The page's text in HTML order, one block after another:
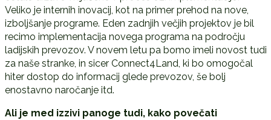
Veliko je internih inovacij, kot na primer prehod na nove,
izboljšanje programe. Eden zadnjih večjih projektov je bil
recimo implementacija novega programa na področju
ladijskih prevozov. V novem letu pa bomo imeli novost tudi
za naše stranke, in sicer Connect4Land, ki bo omogočal
hiter dostop do informacij glede prevozov, še bolj
enostavno naročanje itd.
Ali je med izzivi panoge tudi, kako povečati